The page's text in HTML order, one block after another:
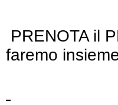
PRENOTA il
faremo